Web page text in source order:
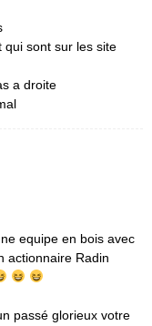
qui sont sur les site
a droite
equipe en bois avec
actionnaire Radin
passé glorieux votre